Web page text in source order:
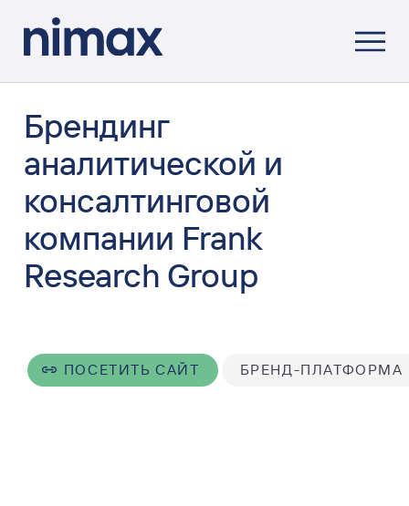
Брендинг
аналитической и
консалтинговой
компании Frank
Research Group
ПОСЕТИТЬ САЙТ БРЕНД-ПЛАТФОРМА